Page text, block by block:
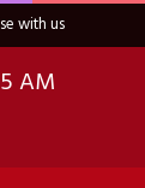
with us
AM